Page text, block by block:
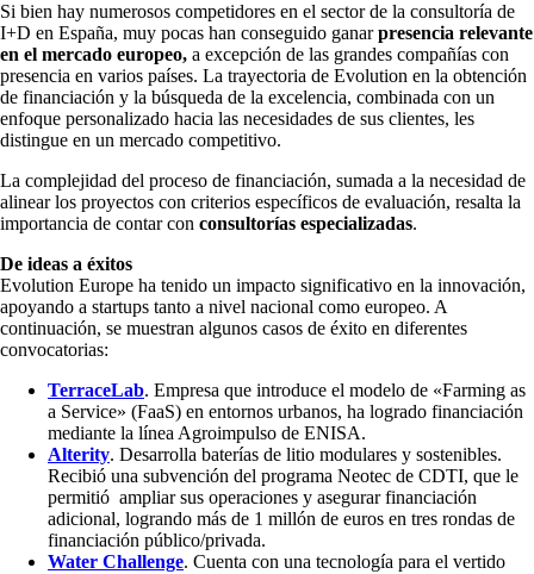
Si bien hay numerosos competidores en el sector de la consultoría de
I+D en España, muy pocas han conseguido ganarpresencia relevante
en el mercado europeo, a excepción de las grandes compañías con
presencia en varios países. La trayectoria de Evolution en la obtención
de financiación y la búsqueda de la excelencia, combinada con un
enfoque personalizado hacia las necesidades de sus clientes, les
distingue en un mercado competitivo.
La complejidad del proceso de financiación, sumada a la necesidad de
alinear los proyectos con criterios específicos de evaluación, resalta la
importancia de contar con consultorías especializadas.
De ideas a éxitos
Evolution Europe ha tenido un impacto significativo en la innovación,
apoyando a startups tanto a nivel nacional como europeo. A
continuación, se muestran algunos casos de éxito en diferentes
convocatorias:
TerraceLab. Empresa que introduce el modelo de «Farming as
a Service» (FaaS) en entornos urbanos, ha logrado financiación
mediante la línea Agroimpulso de ENISA.
Alterity. Desarrolla baterías de litio modulares y sostenibles.
Recibió una subvención del programa Neotec de CDTI, que le
permitió ampliar sus operaciones y asegurar financiación
adicional, logrando más de 1 millón de euros en tres rondas de
financiación público/privada.
Water Challenge. Cuenta con una tecnología para el vertido